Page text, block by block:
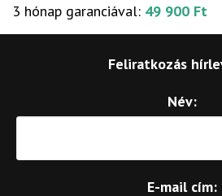
3 hónap garanciával: 49 900 Ft
Feliratkozás
Név:
E-mail cím: